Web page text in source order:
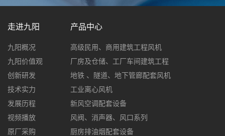
走进九阳
九阳概况
九阳价值观
创新研发
技术实力
发展历程
视频播放
原厂采购
产品中心
高级民用、商用建筑工程风机
厂房及仓储、工厂车间建筑工程
地铁 、隧道、地下管廊配套风机
工业离心风机
新风空调配套设备
风阀、消声器、风口系列
厨房排油烟配套设备